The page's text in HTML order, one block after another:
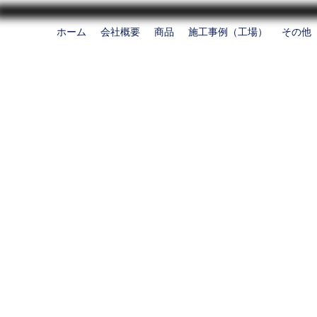
ホーム 会社概要 商品 施工事例（工場） その他